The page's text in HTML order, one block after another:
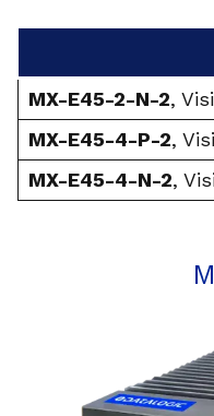
MX-E45-2-N-2,
MX-E45-4-P-2,
MX-E45-4-N-2,